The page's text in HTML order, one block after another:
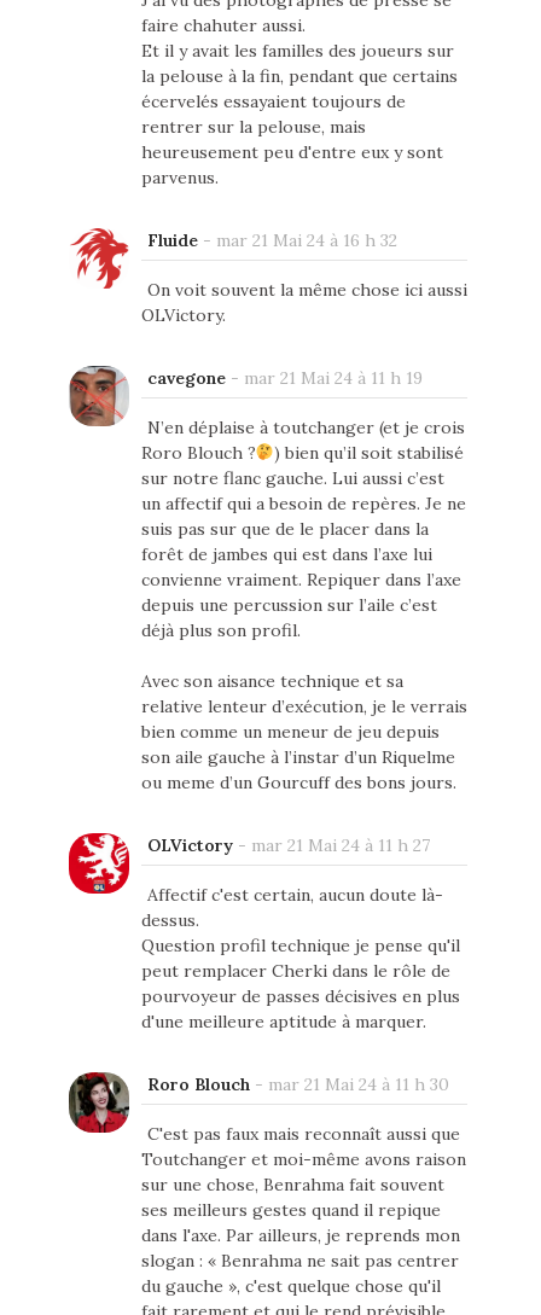
faire chahuter aussi.
Et il y avait les familles des joueurs sur
la pelouse à la fin, pendant que certains
écervelés essayaient toujours de
rentrer sur la pelouse, mais
heureusement peu d'entre eux y sont
parvenus.
Fluide- mar 21 Mai 24 à 16 h 32
On voit souvent la même chose ici aussi
OLVictory.
cavegone- mar 21 Mai 24 à 11 h 19
N’en déplaise à toutchanger (et je crois
Roro Blouch ?
) bien qu’il soit stabilisé
sur notre flanc gauche. Lui aussi c’est
un affectif qui a besoin de repères. Je ne
suis pas sur que de le placer dans la
forêt de jambes qui est dans l’axe lui
convienne vraiment. Repiquer dans l’axe
depuis une percussion sur l’aile c’est
déjà plus son profil.
Avec son aisance technique et sa
relative lenteur d’exécution, je le verrais
bien comme un meneur de jeu depuis
son aile gauche à l’instar d’un Riquelme
ou meme d’un Gourcuff des bons jours.
OLVictory- mar 21 Mai 24 à 11 h 27
Affectif c'est certain, aucun doute là-
dessus.
Question profil technique je pense qu'il
peut remplacer Cherki dans le rôle de
pourvoyeur de passes décisives en plus
d'une meilleure aptitude à marquer.
Roro Blouch- mar 21 Mai 24 à 11 h 30
C'est pas faux mais reconnaît aussi que
Toutchanger et moi-même avons raison
sur une chose, Benrahma fait souvent
ses meilleurs gestes quand il repique
dans l'axe. Par ailleurs, je reprends mon
slogan : « Benrahma ne sait pas centrer
du gauche », c'est quelque chose qu'il